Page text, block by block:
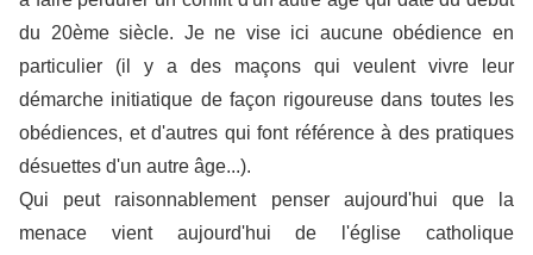
du 20ème siècle. Je ne vise ici aucune obédience en
particulier (il y a des maçons qui veulent vivre leur
démarche initiatique de façon rigoureuse dans toutes les
obédiences, et d'autres qui font référence à des pratiques
désuettes d'un autre âge...).
Qui peut raisonnablement penser aujourd'hui que la
menace vient aujourd'hui de l'église catholique